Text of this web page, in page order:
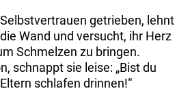
getrieben, lehnt
Wand und versucht, ihr Herz
Schmelzen zu bringen.
schnappt sie leise: „Bist du
schlafen drinnen!“